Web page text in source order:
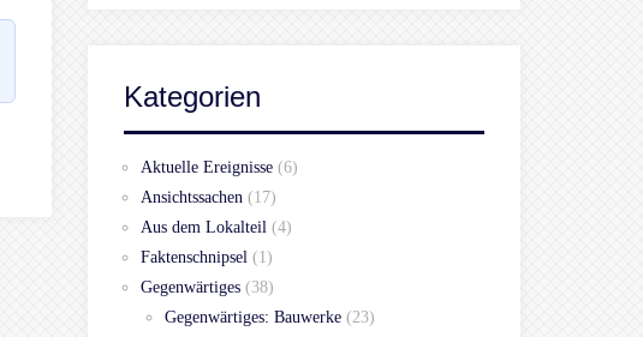
Kategorien
Aktuelle Ereignisse (6)
Ansichtssachen (17)
Aus dem Lokalteil (4)
Faktenschnipsel (1)
Gegenwärtiges (38)
Gegenwärtiges: Bauwerke (23)